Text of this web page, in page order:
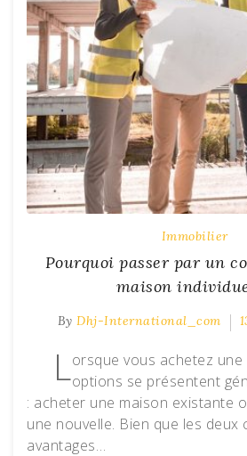
Immobilier
Pourquoi passer par un
maison
ByDhj-International_com
Lorsque vous achetez une
options se présentent
: acheter une maison existante
une nouvelle. Bien que les
avantages…